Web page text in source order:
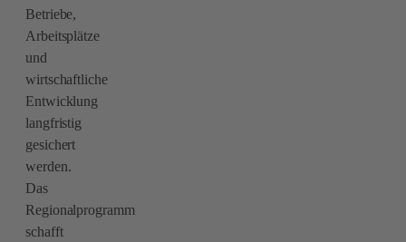
Betriebe,
Arbeitsplätze
und
wirtschaftliche
Entwicklung
langfristig
gesichert
werden.
Das
Regionalprogramm
schafft